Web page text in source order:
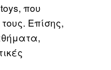
που
Επίσης,